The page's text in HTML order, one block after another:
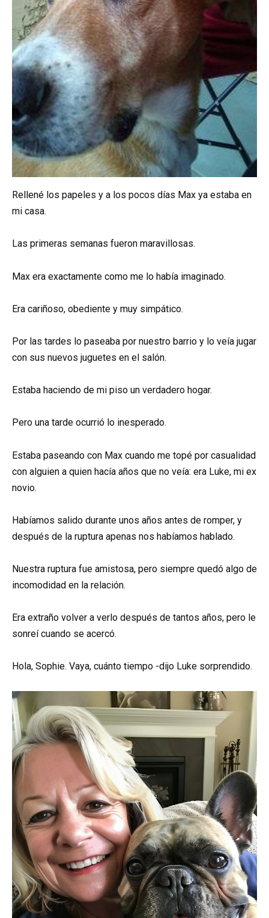
Rellené los papeles y a los pocos días Max ya estaba en
mi casa.
Las primeras semanas fueron maravillosas.
Max era exactamente como me lo había imaginado.
Era cariñoso, obediente y muy simpático.
Por las tardes lo paseaba por nuestro barrio y lo veía jugar
con sus nuevos juguetes en el salón.
Estaba haciendo de mi piso un verdadero hogar.
Pero una tarde ocurrió lo inesperado.
Estaba paseando con Max cuando me topé por casualidad
con alguien a quien hacía años que no veía: era Luke, mi ex
novio.
Habíamos salido durante unos años antes de romper, y
después de la ruptura apenas nos habíamos hablado.
Nuestra ruptura fue amistosa, pero siempre quedó algo de
incomodidad en la relación.
Era extraño volver a verlo después de tantos años, pero le
sonreí cuando se acercó.
Hola, Sophie. Vaya, cuánto tiempo -dijo Luke sorprendido.